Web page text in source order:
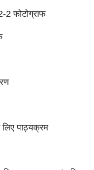
फोटोग्राफ
पाठ्यक्रम